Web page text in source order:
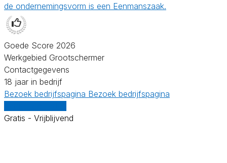
de ondernemingsvorm is een Eenmanszaak.
Goede Score 2026
Werkgebied Grootschermer
Contactgegevens
18 jaar in bedrijf
Bezoek bedrijfspagina Bezoek bedrijfspagina
Gratis - Vrijblijvend